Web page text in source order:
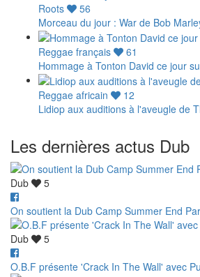
Roots
56
Morceau du jour : War de Bob
Reggae français
61
Hommage à Tonton David ce jour
Reggae africain
12
Lidiop aux auditions à l'aveugle de
Les dernières actus Dub
Dub
5
On soutient la Dub Camp Summer End
Dub
5
O.B.F présente 'Crack In The Wall' avec